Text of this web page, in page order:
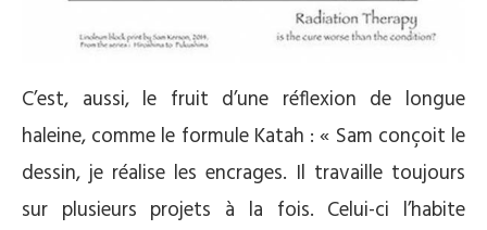
C’est, aussi, le fruit d’une réflexion de longue
haleine, comme le formule Katah : « Sam conçoit le
dessin, je réalise les encrages. Il travaille toujours
sur plusieurs projets à la fois. Celui-ci l’habite